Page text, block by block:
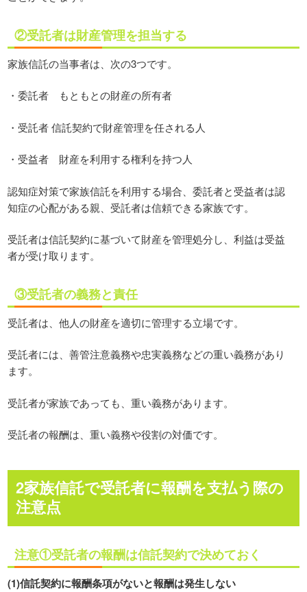
②受託者は財産管理を担当する
家族信託の当事者は、次の3つです。
・委託者 もともとの財産の所有者
・受託者 信託契約で財産管理を任される人
・受益者 財産を利用する権利を持つ人
認知症対策で家族信託を利用する場合、委託者と受益者は認
知症の心配がある親、受託者は信頼できる家族です。
受託者は信託契約に基づいて財産を管理処分し、利益は受益
者が受け取ります。
③受託者の義務と責任
受託者は、他人の財産を適切に管理する立場です。
受託者には、善管注意義務や忠実義務などの重い義務があり
ます。
受託者が家族であっても、重い義務があります。
受託者の報酬は、重い義務や役割の対価です。
2家族信託で受託者に報酬を支払う際の
注意点
注意①受託者の報酬は信託契約で決めておく
(1)信託契約に報酬条項がないと報酬は発生しない